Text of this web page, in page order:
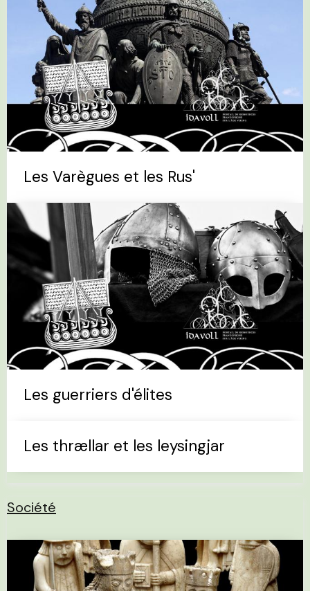
Les Varègues et les Rus'
Les guerriers d'élites
Les thrællar et les leysingjar
Société